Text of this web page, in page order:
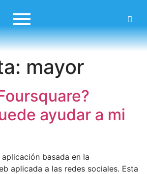
mayor
ayudar a mi
aplicación basada en la
aplicada a las redes sociales. Esta